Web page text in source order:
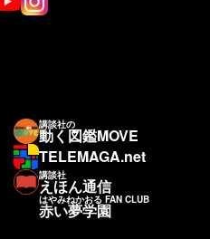
講談社の
動く図鑑MOVE
TELEMAGA.net
講談社
えほん通信
はやみねかおる FAN CLUB
赤い夢学園